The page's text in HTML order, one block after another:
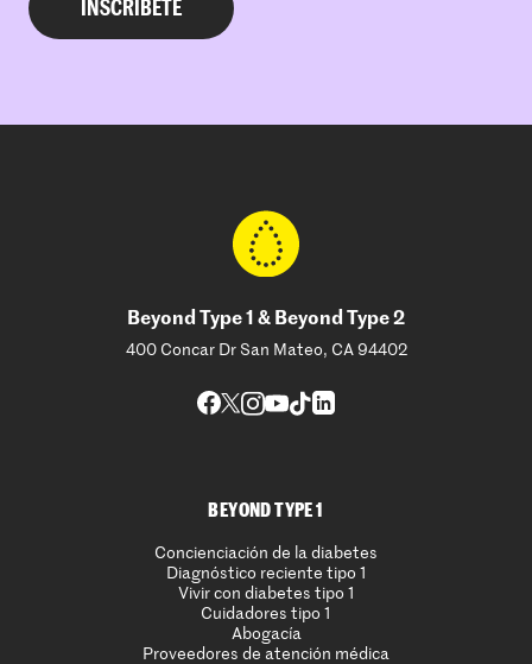
Beyond Type 1 & Beyond Type 2
400 Concar Dr San Mateo, CA 94402
BEYOND TYPE 1
Concienciación de la diabetes
Diagnóstico reciente tipo 1
Vivir con diabetes tipo 1
Cuidadores tipo 1
Abogacía
Proveedores de atención médica